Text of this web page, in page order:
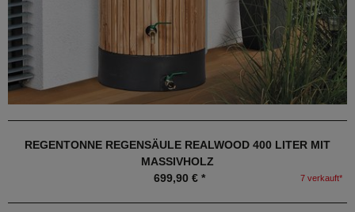
REGENTONNE REGENSÄULE REALWOOD 400 LITER MIT
MASSIVHOLZ
699,90 € *
7 verkauft*